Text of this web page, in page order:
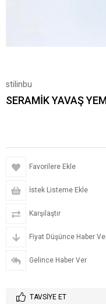
stilinbu
SERAMİK YAVAŞ
Favorilere Ekle
İstek Listeme Ekle
Karşılaştır
Fiyat Düşünce Haber
Gelince Haber Ver
TAVSIYE ET